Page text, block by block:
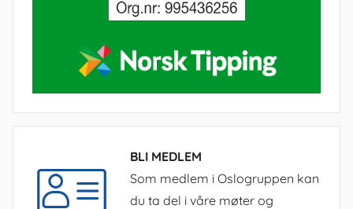
BLI MEDLEM
Som medlem i Oslogruppen kan
du ta del i våre møter og